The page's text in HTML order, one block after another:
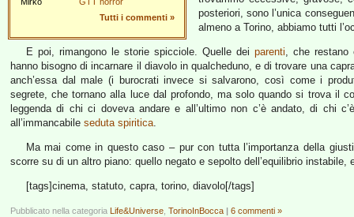
Tutti i commenti »
posteriori, sono l’unica
almeno a Torino, abbiamo tutti
E poi, rimangono le storie spicciole. Quelle dei parenti, che restano
hanno bisogno di incarnare il diavolo in qualcheduno, e di trovare una
anch’essa dal male (i burocrati invece si salvarono, così come i
segrete, che tornano alla luce dal profondo, ma solo quando si trova il
leggenda di chi ci doveva andare e all’ultimo non c’è andato, di chi
all’immancabile seduta spiritica.
Ma mai come in questo caso – pur con tutta l’importanza della
scorre su di un altro piano: quello negato e sepolto dell’equilibrio
[tags]cinema, statuto, capra, torino, diavolo[/tags]
Pubblicato nella categoria Life&Universe TorinoInBocca | 6 commenti »